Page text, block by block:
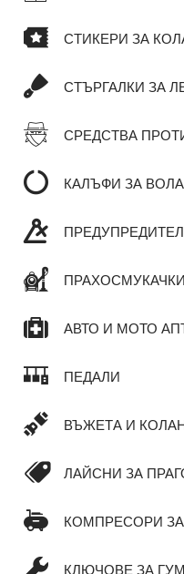
СТИКЕРИ ЗА
СТЪРГАЛКИ ЗА
СРЕДСТВА
КАЛЪФИ ЗА
АВТО И МОТО
ПЕДАЛИ
ВЪЖЕТА И
ЛАЙСНИ ЗА
КОМПРЕСОРИ
КЛЮЧОВЕ ЗА